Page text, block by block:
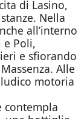
di Lasino,
Nella
all’interno
e Poli,
e sfiorando
Alle
motoria
contempla